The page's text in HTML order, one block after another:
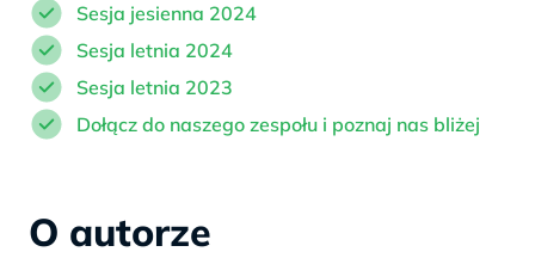
Sesja jesienna 2024
Sesja letnia 2024
Sesja letnia 2023
Dołącz do naszego zespołu i poznaj nas bliżej
O autorze